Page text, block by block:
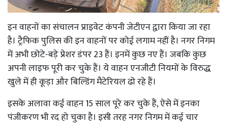
इन वाहनों का संचालन प्राइवेट कंपनी जेटीएन द्वारा किया जा रहा
है। ट्रैफिक पुलिस की इन वाहनों पर कोई लगाम नहीं है। नगर निगम
में अभी छोटे-बड़े प्रेशर डंपर 23 हैं। इनमें कुछ नए हैं। जबकि कुछ
अपनी लाइफ पूरी कर चुके हैं। ये वाहन एनजीटी नियमों के विरुद्ध
खुले में ही कूड़ा और बिल्डिंग मैटेरियल ढो रहे हैं।
इसके अलावा कई वाहन 15 साल पूरे कर चुके हैं, ऐसे में इनका
पंजीकरण भी रद हो चुका है। इसी तरह नगर निगम में कई चार